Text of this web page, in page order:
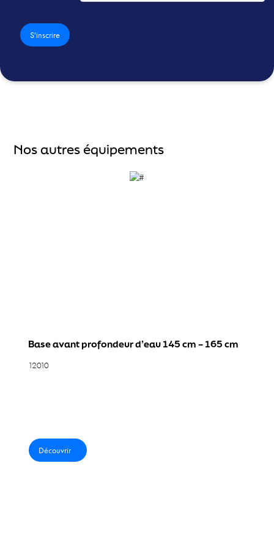
Solution 360°
AquaFit Pro Pack
Actualités
Contact
Nos autres équipements
Base avant profondeur d’eau 145 cm – 165 cm
12010
Découvrir